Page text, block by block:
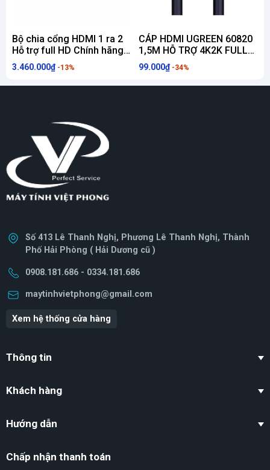
Bộ chia cổng HDMI 1 ra 2
Hỗ trợ full HD Chính hãng
Ugreen 40201
3.460.000₫ -13%
CÁP HDMI UGREEN 60820
1,5M HỖ TRỢ 4K2K FULL
HD 1080
99.000₫ -34%
Số 413 Lê Thanh Nghị, Phương Lê Thanh Nghị, Thành
Phố Hải Phòng ( Hải Dương cũ )
0908.181.686 - 0334.181.686
maytinhvietphong@gmail.com
Xem hệ thống cửa hàng
Thông tin
Khách hàng
Hướng dẫn
Chấp nhận thanh toán